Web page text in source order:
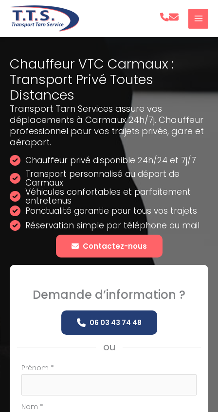
Aller
Chauffeur VTC Carmaux :
Transport Privé Toutes
Distances
Transport Tarn Services assure vos
déplacements à Carmaux 24h/7j. Chauffeur
professionnel pour vos trajets privés, gare et
aéroport.
Chauffeur privé disponible 24h/24 et 7j/7
Transport personnalisé au départ de
Carmaux
Véhicules confortables et parfaitement
entretenus
Ponctualité garantie pour tous vos trajets
Réservation simple par téléphone ou mail
Contactez-nous
Demande d’information ?
06 03 43 74 48
ou
Formulaire
téléphone
Prénom *
Nom *